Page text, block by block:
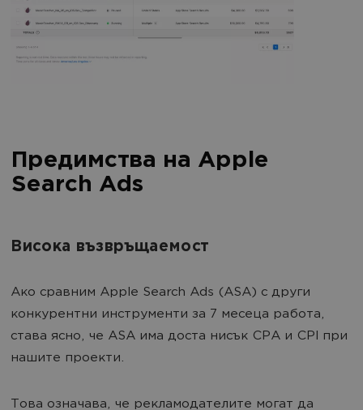
Предимства на Apple
Search Ads
Висока възвръщаемост
Ако сравним Apple Search Ads (ASA) с други
конкурентни инструменти за 7 месеца работа,
става ясно, че ASA има доста нисък CPA и CPI при
нашите проекти.
Това означава, че рекламодателите могат да